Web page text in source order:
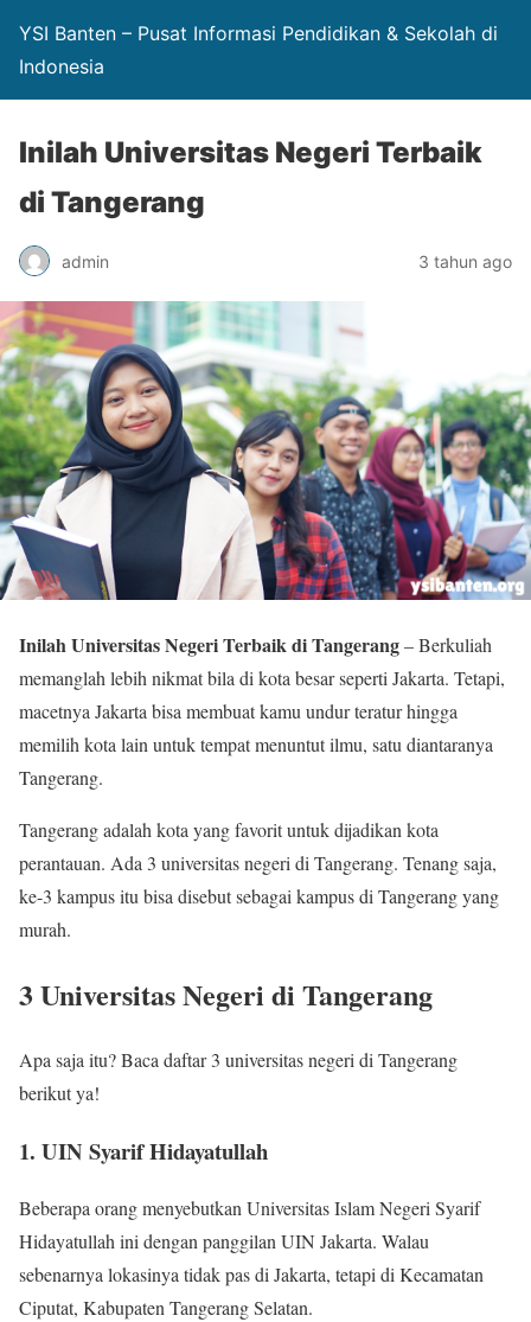
YSI Banten – Pusat Informasi Pendidikan & Sekolah di
Indonesia
Inilah Universitas Negeri Terbaik
di Tangerang
admin 3 tahun ago
Inilah Universitas Negeri Terbaik di Tangerang– Berkuliah
memanglah lebih nikmat bila di kota besar seperti Jakarta. Tetapi,
macetnya Jakarta bisa membuat kamu undur teratur hingga
memilih kota lain untuk tempat menuntut ilmu, satu diantaranya
Tangerang.
Tangerang adalah kota yang favorit untuk dijadikan kota
perantauan. Ada 3 universitas negeri di Tangerang. Tenang saja,
ke-3 kampus itu bisa disebut sebagai kampus di Tangerang yang
murah.
3 Universitas Negeri di Tangerang
Apa saja itu? Baca daftar 3 universitas negeri di Tangerang
berikut ya!
1. UIN Syarif Hidayatullah
Beberapa orang menyebutkan Universitas Islam Negeri Syarif
Hidayatullah ini dengan panggilan UIN Jakarta. Walau
sebenarnya lokasinya tidak pas di Jakarta, tetapi di Kecamatan
Ciputat, Kabupaten Tangerang Selatan.